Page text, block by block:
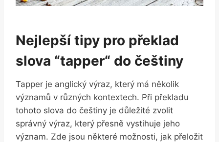
Nejlepší tipy pro překlad
slova ⁢“tapper“ do češtiny
Tapper je anglický výraz, ⁣který má několik​
významů v různých kontextech. Při překladu
tohoto slova do ​češtiny je důležité zvolit
správný výraz, který přesně vystihuje jeho
význam. Zde jsou některé ⁤možnosti, jak přeložit